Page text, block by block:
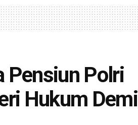
Pensiun Polri
Hukum Demi